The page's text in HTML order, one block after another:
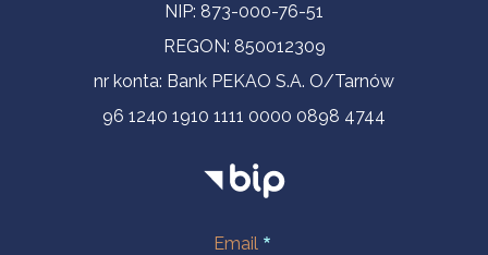
NIP: 873-000-76-51
REGON: 850012309
nr konta: Bank PEKAO S.A. O/Tarnów
96 1240 1910 1111 0000 0898 4744
Email